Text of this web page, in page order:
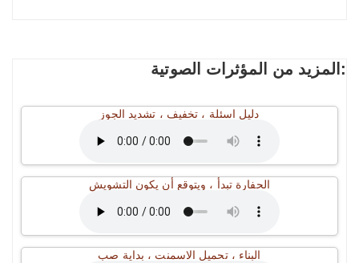
المزيد من المؤثرات الصوتية:
دليل اسئلة ، تخفيف ، تشديد الجوز
الحفارة تبدأ ، ويتوقع أن يكون التشويش
البناء ، تحميل الاسمنت ، بداية صب